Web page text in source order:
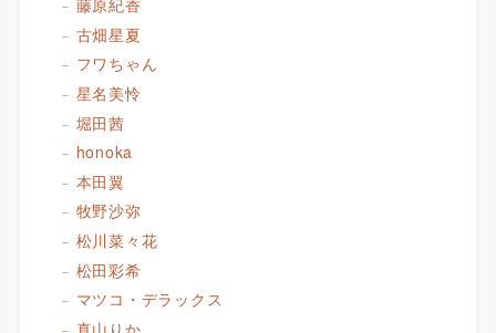
藤原紀香
古畑星夏
フワちゃん
星名美怜
堀田茜
honoka
本田翼
牧野沙弥
松川菜々花
松田彩希
マツコ・デラックス
真山りか